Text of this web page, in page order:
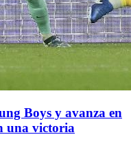
Boys y avanza en
una victoria